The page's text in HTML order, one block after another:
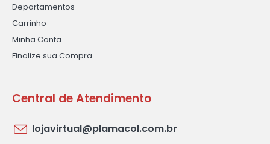
Departamentos
Carrinho
Minha Conta
Finalize sua Compra
Central de Atendimento
lojavirtual@plamacol.com.br